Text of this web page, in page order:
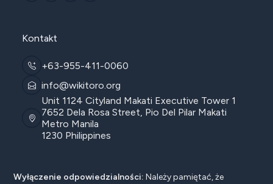
Kontakt
+63-955-411-0060
info@wikitoro.org
Unit 1124 Cityland Makati Executive Tower 1
7652 Dela Rosa Street, Pio Del Pilar Makati
Metro Manila
1230 Philippines
Wyłączenie odpowiedzialności: Należy pamiętać, że